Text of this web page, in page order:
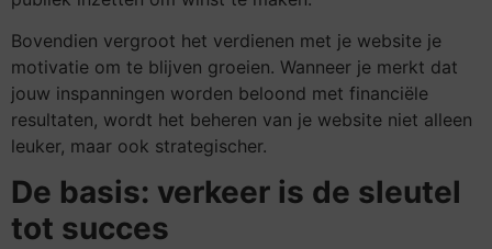
Bovendien vergroot het verdienen met je website je
motivatie om te blijven groeien. Wanneer je merkt dat
jouw inspanningen worden beloond met financiële
resultaten, wordt het beheren van je website niet alleen
leuker, maar ook strategischer.
De basis: verkeer is de sleutel
tot succes